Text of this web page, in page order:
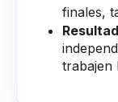
finales,
trabajen